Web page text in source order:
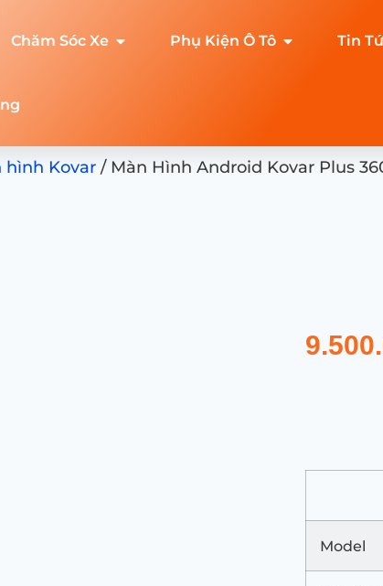
Chăm Sóc Xe Phụ Kiện Ô Tô Tin
hình Kovar / Màn Hình Android Kovar Plus
Model